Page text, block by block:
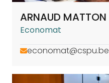
ARNAUD MATTON
Economat
economat@cspu.be